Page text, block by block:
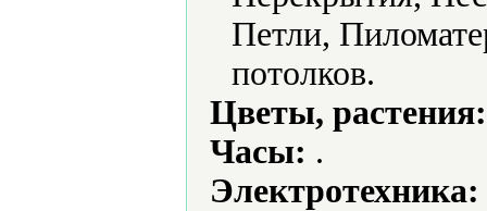
Петли,
потолков.
Цветы, растения:
Часы: .
Электротехника: